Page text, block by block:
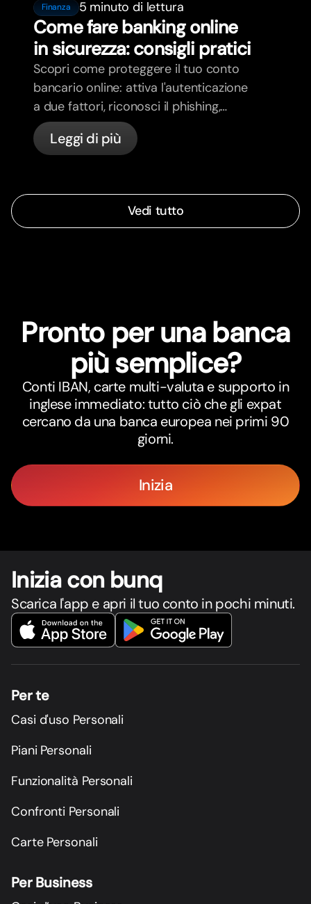
Finanza 5 minuto di lettura
Come fare banking online
in sicurezza: consigli pratici
Scopri come proteggere il tuo conto
bancario online: attiva l'autenticazione
a due fattori, riconosci il phishing,
gestisci le tue carte e scopri come
bunq protegge il tuo denaro
Leggi di più
Vedi tutto
Pronto per una banca
più semplice?
Conti IBAN, carte multi-valuta e supporto in
inglese immediato: tutto ciò che gli expat
cercano da una banca europea nei primi 90
giorni.
Inizia
Inizia con bunq
Scarica l'app e apri il tuo conto in pochi minuti.
Per te
Casi d'uso Personali
Piani Personali
Funzionalità Personali
Confronti Personali
Carte Personali
Per Business